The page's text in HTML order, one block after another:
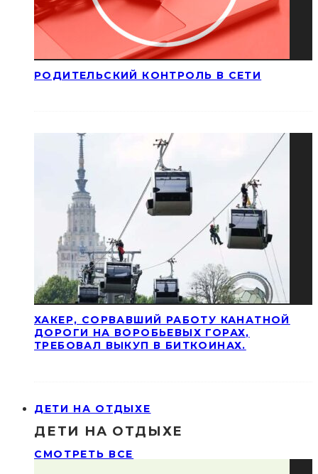
РОДИТЕЛЬСКИЙ КОНТРОЛЬ В СЕТИ
ХАКЕР, СОРВАВШИЙ РАБОТУ КАНАТНОЙ
ДОРОГИ НА ВОРОБЬЕВЫХ ГОРАХ,
ТРЕБОВАЛ ВЫКУП В БИТКОИНАХ.
ДЕТИ НА ОТДЫХЕ
ДЕТИ НА ОТДЫХЕ
СМОТРЕТЬ ВСЕ